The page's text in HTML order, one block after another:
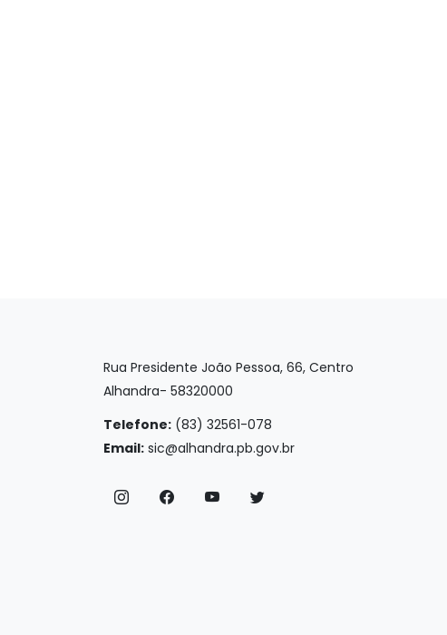
Rua Presidente João Pessoa, 66, Centro
Alhandra- 58320000
Telefone: (83) 32561-078
Email: sic@alhandra.pb.gov.br